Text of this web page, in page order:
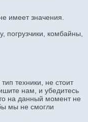
имеет значения.
погрузчики, комбайны,
техники, не стоит
нам, и убедитесь
на данный момент не
мы не смогли